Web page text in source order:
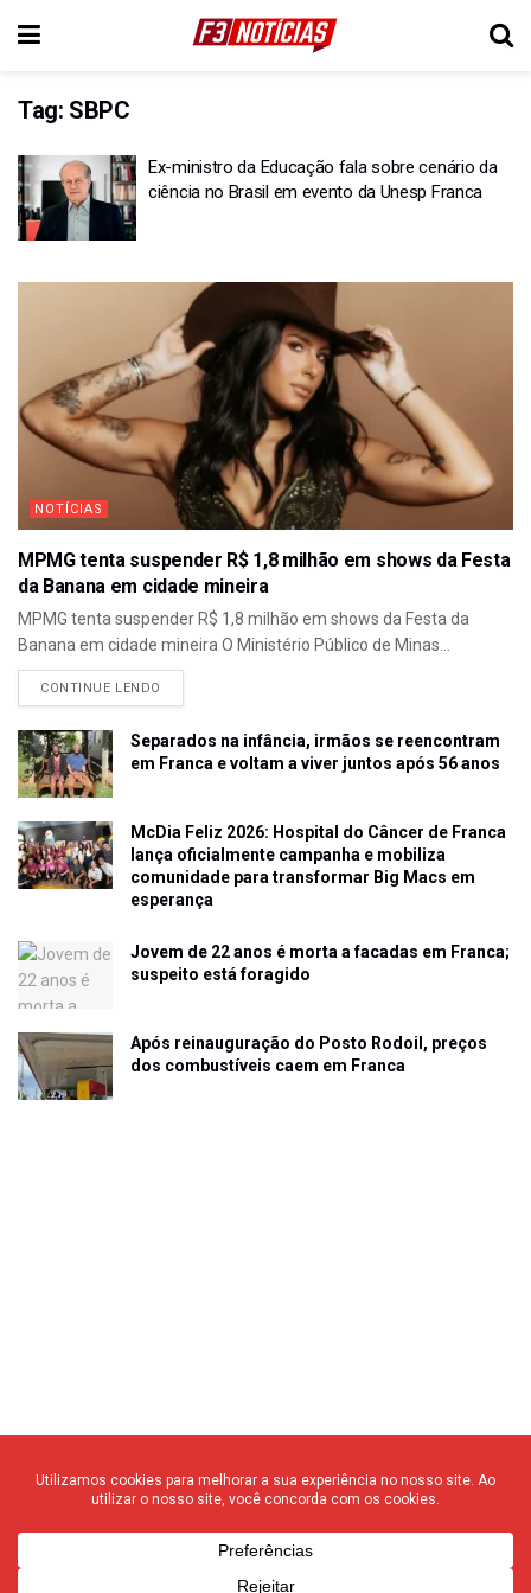
Tag: SBPC
Ex-ministro da Educação fala sobre cenário da
ciência no Brasil em evento da Unesp Franca
NOTÍCIAS
MPMG tenta suspender R$ 1,8 milhão em shows da Festa
da Banana em cidade mineira
MPMG tenta suspender R$ 1,8 milhão em shows da Festa da
Banana em cidade mineira O Ministério Público de Minas...
CONTINUE LENDO
Separados na infância, irmãos se reencontram
em Franca e voltam a viver juntos após 56 anos
McDia Feliz 2026: Hospital do Câncer de Franca
lança oficialmente campanha e mobiliza
comunidade para transformar Big Macs em
esperança
Jovem de 22 anos é morta a facadas em Franca;
suspeito está foragido
Após reinauguração do Posto Rodoil, preços
dos combustíveis caem em Franca
© 2020 F3 Notícias – Todos os direitos reservados